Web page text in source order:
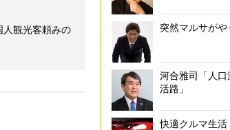
人観光客頼みの
突然マルサがや
河合雅司「人
活路」
快適クルマ生活